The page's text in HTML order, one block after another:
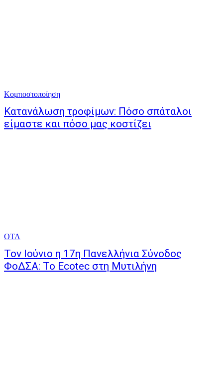
Κομποστοποίηση
Κατανάλωση τροφίμων: Πόσο σπάταλοι
είμαστε και πόσο μας κοστίζει
ΟΤΑ
Τον Ιούνιο η 17η Πανελλήνια Σύνοδος
ΦοΔΣΑ: Το Ecotec στη Μυτιλήνη